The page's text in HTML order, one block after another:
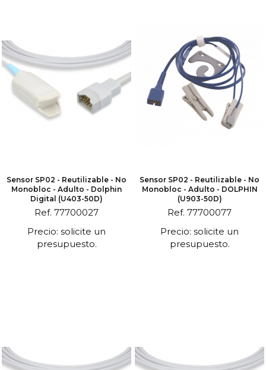
Sensor SP02 - Reutilizable - No
Monobloc - Adulto - Dolphin
Digital (U403-50D)
Ref. 77700027
Precio: solicite un
presupuesto.
Sensor SP02 - Reutilizable - No
Monobloc - Adulto - DOLPHIN
(U903-50D)
Ref. 77700077
Precio: solicite un
presupuesto.